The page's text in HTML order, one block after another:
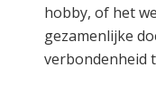
hobby, of het
gezamenlijke
verbondenheid